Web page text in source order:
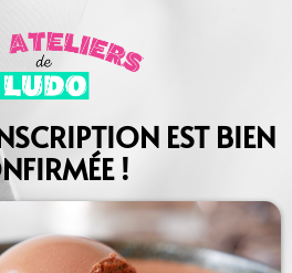
EST BIEN
!